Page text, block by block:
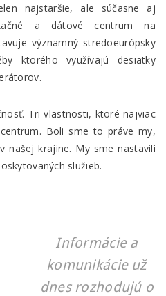
najstaršie, ale súčasne aj
a dátové centrum na
významný stredoeurópsky
ktorého využívajú desiatky
Tri vlastnosti, ktoré najviac
Boli sme to práve my,
našej krajine. My sme nastavili
služieb.
Informácie a
komunikácie už
dnes rozhodujú o